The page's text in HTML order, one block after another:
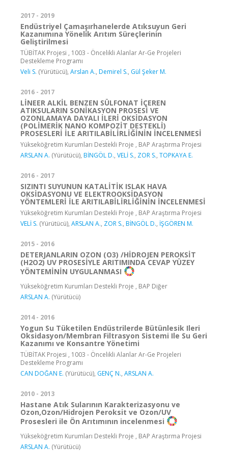
2017 - 2019
Endüstriyel Çamaşırhanelerde Atıksuyun Geri
Kazanımına Yönelik Arıtım Süreçlerinin
Geliştirilmesi
TÜBİTAK Projesi , 1003 - Öncelikli Alanlar Ar-Ge Projeleri
Destekleme Programı
Veli S. (Yürütücü), Arslan A., Demirel S., Gül Şeker M.
2016 - 2017
LİNEER ALKİL BENZEN SÜLFONAT İÇEREN
ATIKSULARIN SONİKASYON PROSESİ VE
OZONLAMAYA DAYALI İLERİ OKSİDASYON
(POLİMERİK NANO KOMPOZİT DESTEKLİ)
PROSESLERİ İLE ARITILABİLİRLİĞİNİN İNCELENMESİ
Yükseköğretim Kurumları Destekli Proje , BAP Araştırma Projesi
ARSLAN A. (Yürütücü), BİNGÖL D., VELİ S., ZOR S., TOPKAYA E.
2016 - 2017
SIZINTI SUYUNUN KATALİTİK ISLAK HAVA
OKSİDASYONU VE ELEKTROOKSİDASYON
YÖNTEMLERİ İLE ARITILABİLİRLİĞİNİN İNCELENMESİ
Yükseköğretim Kurumları Destekli Proje , BAP Araştırma Projesi
VELİ S. (Yürütücü), ARSLAN A., ZOR S., BİNGÖL D., İŞGÖREN M.
2015 - 2016
DETERJANLARIN OZON (O3) /HİDROJEN PEROKSİT
(H2O2) UV PROSESİYLE ARITIMINDA CEVAP YÜZEY
YÖNTEMİNİN UYGULANMASI
Yükseköğretim Kurumları Destekli Proje , BAP Diğer
ARSLAN A. (Yürütücü)
2014 - 2016
Yogun Su Tüketilen Endüstrilerde Bütünlesik Ileri
Oksidasyon/Membran Filtrasyon Sistemi Ile Su Geri
Kazanımı ve Konsantre Yönetimi
TÜBİTAK Projesi , 1003 - Öncelikli Alanlar Ar-Ge Projeleri
Destekleme Programı
CAN DOĞAN E. (Yürütücü), GENÇ N., ARSLAN A.
2010 - 2013
Hastane Atık Sularının Karakterizasyonu ve
Ozon,Ozon/Hidrojen Peroksit ve Ozon/UV
Prosesleri ile Ön Arıtımının incelenmesi
Yükseköğretim Kurumları Destekli Proje , BAP Araştırma Projesi
ARSLAN A. (Yürütücü)